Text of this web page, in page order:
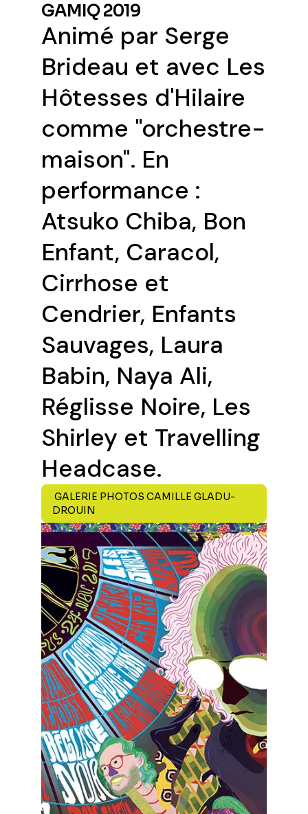
GAMIQ 2019
Animé par Serge
Brideau et avec Les
Hôtesses d'Hilaire
comme "orchestre-
maison". En
performance :
Atsuko Chiba, Bon
Enfant, Caracol,
Cirrhose et
Cendrier, Enfants
Sauvages, Laura
Babin, Naya Ali,
Réglisse Noire, Les
Shirley et Travelling
Headcase.
GALERIE PHOTOS CAMILLE GLADU-
DROUIN